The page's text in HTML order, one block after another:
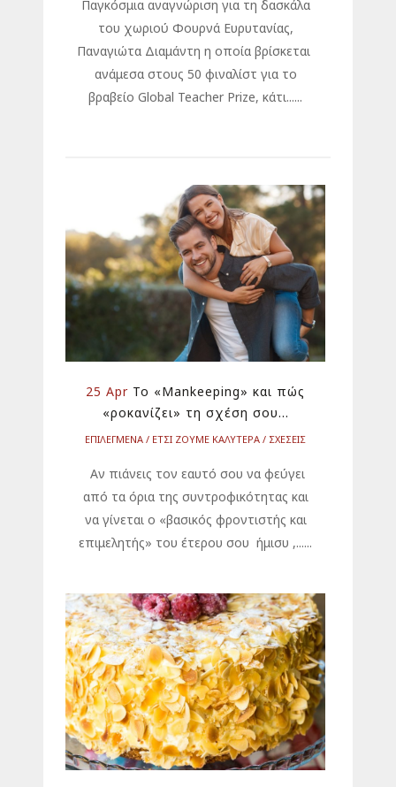
Παγκόσμια αναγνώριση για τη δασκάλα
του χωριού Φουρνά Ευρυτανίας,
Παναγιώτα Διαμάντη η οποία βρίσκεται
ανάμεσα στους 50 φιναλίστ για το
βραβείο Global Teacher Prize, κάτι......
25 Apr Το «Mankeeping» και πώς
«ροκανίζει» τη σχέση σου…
ΕΠΙΛΕΓΜΕΝΑ ΕΤΣΙ ΖΟΥΜΕ ΚΑΛΥΤΕΡΑ ΣΧΕΣΕΙΣ
Αν πιάνεις τον εαυτό σου να φεύγει
από τα όρια της συντροφικότητας και
να γίνεται ο «βασικός φροντιστής και
επιμελητής» του έτερου σου ήμισυ ,......